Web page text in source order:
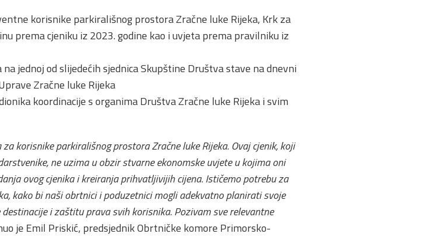
korisnike parkirališnog prostora Zračne luke Rijeka, Krk za
prema cjeniku iz 2023. godine kao i uvjeta prema pravilniku iz
jednoj od slijedećih sjednica Skupštine Društva stave na dnevni
Zračne luke Rijeka
koordinacije s organima Društva Zračne luke Rijeka i svim
korisnike parkirališnog prostora Zračne luke Rijeka. Ovaj cjenik, koji
ne uzima u obzir stvarne ekonomske uvjete u kojima oni
ovog cjenika i kreiranja prihvatljivijih cijena. Ističemo potrebu za
kako bi naši obrtnici i poduzetnici mogli adekvatno planirati svoje
i zaštitu prava svih korisnika. Pozivam sve relevantne
je Emil Priskić, predsjednik Obrtničke komore Primorsko-